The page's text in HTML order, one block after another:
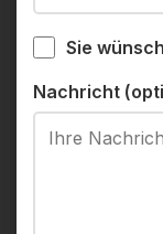
Sie
Nachricht